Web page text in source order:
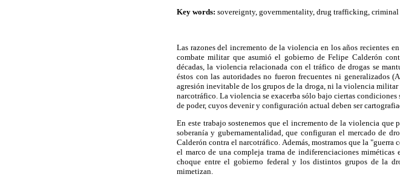
Key words: sovereignty, governmentality, drug trafficking,
Las razones del incremento de la violencia en los años recientes
combate militar que asumió el gobierno de Felipe Calderón
décadas, la violencia relacionada con el tráfico de drogas se
éstos con las autoridades no fueron frecuentes ni
agresión inevitable de los grupos de la droga, ni la violencia
narcotráfico. La violencia se exacerba sólo bajo ciertas
de poder, cuyos devenir y configuración actual deben ser
En este trabajo sostenemos que el incremento de la violencia que
soberanía y gubernamentalidad, que configuran el mercado de
Calderón contra el narcotráfico. Además, mostramos que la
el marco de una compleja trama de indiferenciaciones
choque entre el gobierno federal y los distintos grupos de la
mimetizan.